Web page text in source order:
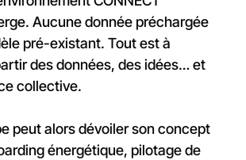
Aucune donnée préchargée
pré-existant. Tout est à
des données, des idées… et
collective.
peut alors dévoiler son concept
énergétique, pilotage de